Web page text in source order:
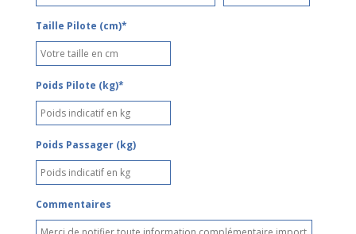
Taille Pilote (cm)*
Poids Pilote (kg)*
Poids Passager (kg)
Commentaires